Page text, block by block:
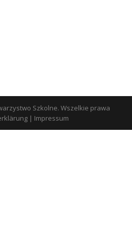
Szkolne. Wszelkie prawa
| Impressum